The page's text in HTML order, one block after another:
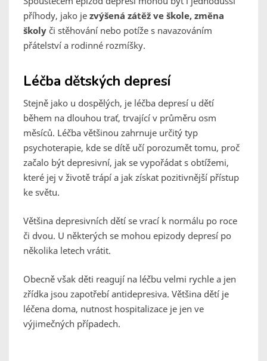
příhody, jako je zvýšená zátěž ve škole, změna
školy či stěhování nebo potíže s navazováním
přátelství a rodinné rozmíšky.
Léčba dětských depresí
Stejně jako u dospělých, je léčba depresí u dětí
během na dlouhou trať, trvající v průměru osm
měsíců. Léčba většinou zahrnuje určitý typ
psychoterapie, kde se dítě učí porozumět tomu, proč
začalo být depresivní, jak se vypořádat s obtížemi,
které jej v životě trápí a jak získat pozitivnější přístup
ke světu.
Většina depresivních dětí se vrací k normálu po roce
či dvou. U některých se mohou epizody depresí po
několika letech vrátit.
Obecně však děti reagují na léčbu velmi rychle a jen
zřídka jsou zapotřebí antidepresiva. Většina dětí je
léčena doma, nutnost hospitalizace je jen ve
výjimečných případech.